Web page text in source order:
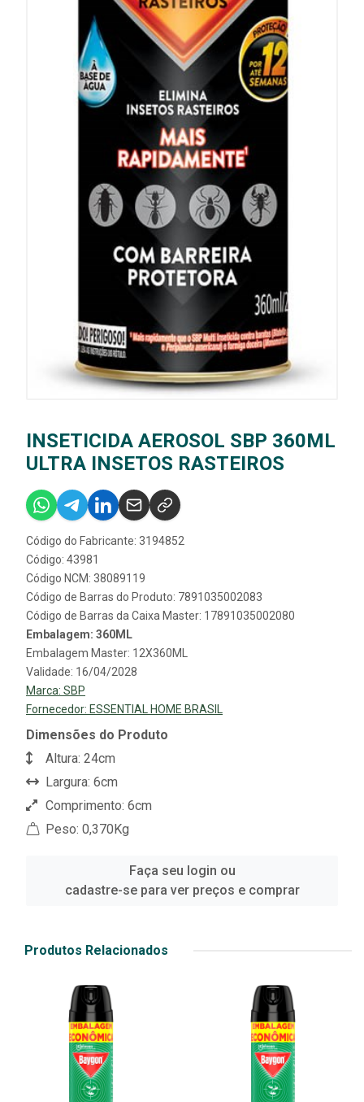
INSETICIDA AEROSOL SBP 360ML
ULTRA INSETOS RASTEIROS
Código do Fabricante: 3194852
Código: 43981
Código NCM: 38089119
Código de Barras do Produto: 7891035002083
Código de Barras da Caixa Master: 17891035002080
Embalagem: 360ML
Embalagem Master: 12X360ML
Validade: 16/04/2028
Marca: SBP
Fornecedor: ESSENTIAL HOME BRASIL
Dimensões do Produto
Altura: 24cm
Largura: 6cm
Comprimento: 6cm
Peso: 0,370Kg
Faça seu login ou
cadastre-se para ver preços e comprar
Produtos Relacionados